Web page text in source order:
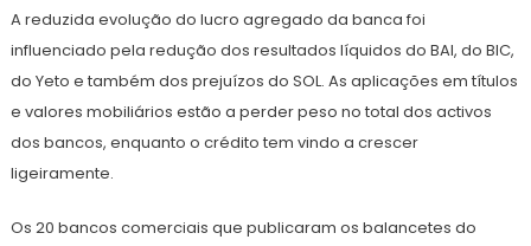
A reduzida evolução do lucro agregado da banca foi
influenciado pela redução dos resultados líquidos do BAl, do BIC,
do Yeto e também dos prejuízos do SOL. As aplicações em títulos
e valores mobiliários estão a perder peso no total dos activos
dos bancos, enquanto o crédito tem vindo a crescer
ligeiramente.
Os 20 bancos comerciais que publicaram os balancetes do